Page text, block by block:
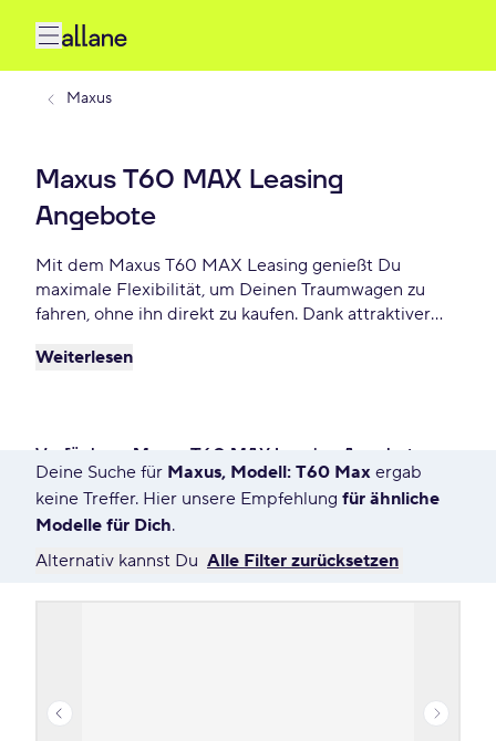
Maxus
Maxus T60 MAX Leasing
Angebote
Mit dem Maxus T60 MAX Leasing genießt Du
maximale Flexibilität, um Deinen Traumwagen zu
fahren, ohne ihn direkt zu kaufen. Dank attraktiver
monatlichen Raten bietet Maxus T60 MAX Leasing
monatlich.
Weiterlesen
Verfügbare Maxus T60 MAX Leasing Angebote
7557 Angebote für Deine Suche
Deine Suche für Maxus, Modell: T60 Max ergab
keine Treffer. Hier unsere Empfehlung für ähnliche
Modelle für Dich.
Alternativ kannst Du Alle Filter zurücksetzen